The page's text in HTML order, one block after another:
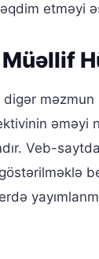
etməyi
məzmun
əməyi
Veb-